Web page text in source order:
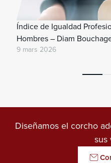
Índice de Igualdad
Hombres – Diam
9 mars 2026
Diseñamos el corcho
sus